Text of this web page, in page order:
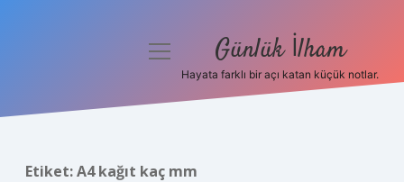
menüyü
Günlük İlham
Hayata farklı bir açı katan küçük notlar.
Etiket:A4 kağıt kaç mm